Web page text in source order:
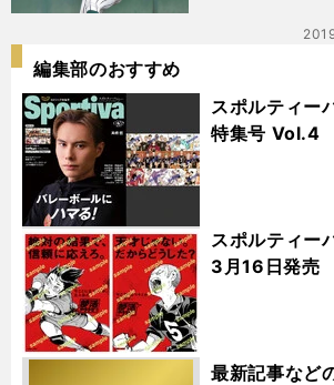
バ
編集部のおすすめ
スポルティ
特集号 Vol.4
スポルティ
3月16日発売
最新記事など